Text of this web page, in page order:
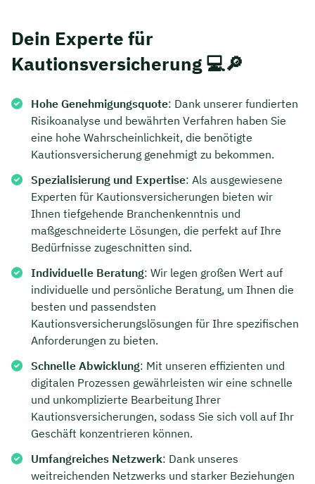
Dein Experte für
Kautionsversicherung 💻🔎
Hohe Genehmigungsquote: Dank unserer fundierten
Risikoanalyse und bewährten Verfahren haben Sie
eine hohe Wahrscheinlichkeit, die benötigte
Kautionsversicherung genehmigt zu bekommen.
Spezialisierung und Expertise: Als ausgewiesene
Experten für Kautionsversicherungen bieten wir
Ihnen tiefgehende Branchenkenntnis und
maßgeschneiderte Lösungen, die perfekt auf Ihre
Bedürfnisse zugeschnitten sind.
Individuelle Beratung: Wir legen großen Wert auf
individuelle und persönliche Beratung, um Ihnen die
besten und passendsten
Kautionsversicherungslösungen für Ihre spezifischen
Anforderungen zu bieten.
Schnelle Abwicklung: Mit unseren effizienten und
digitalen Prozessen gewährleisten wir eine schnelle
und unkomplizierte Bearbeitung Ihrer
Kautionsversicherungen, sodass Sie sich voll auf Ihr
Geschäft konzentrieren können.
Umfangreiches Netzwerk: Dank unseres
weitreichenden Netzwerks und starker Beziehungen